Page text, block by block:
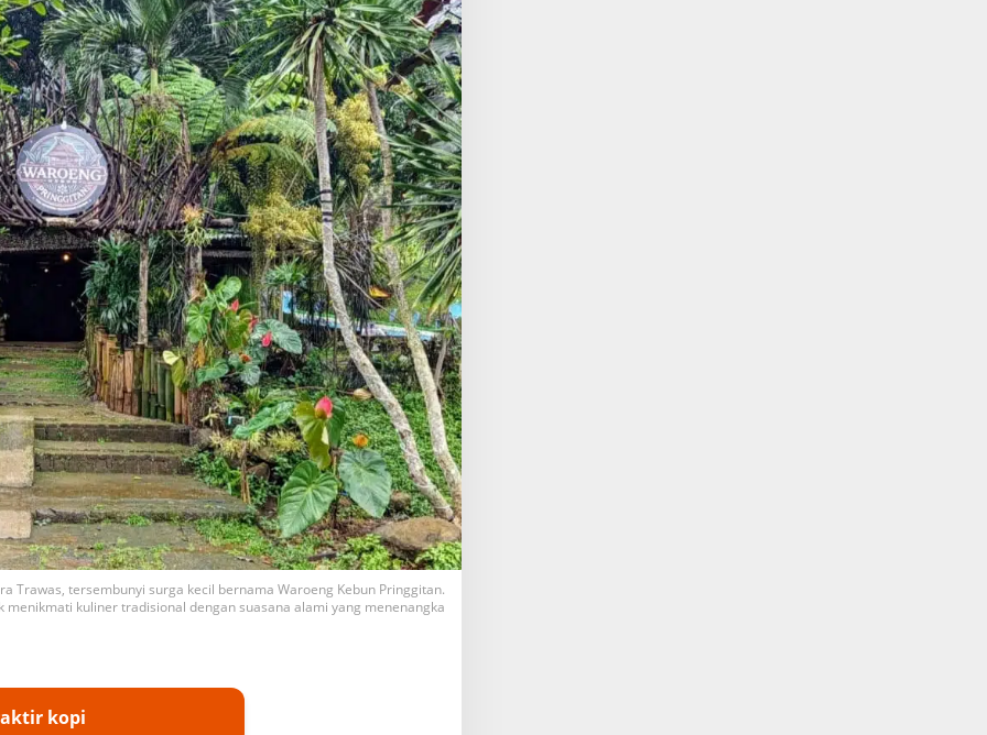
Trawas, tersembunyi surga kecil bernama Waroeng Kebun Pringgitan.
menikmati kuliner tradisional dengan suasana alami yang menenangka
kopi